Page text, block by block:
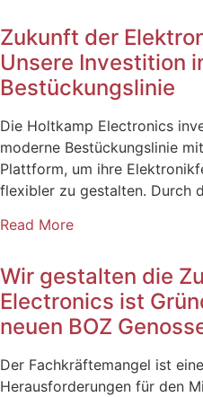
Zukunft der
Unsere Investition
Bestückungslinie
Die Holtkamp Electronics
moderne Bestückungslinie
Plattform, um ihre
flexibler zu gestalten. Durch
Read More
Wir gestalten die
Electronics ist
neuen BOZ
Der Fachkräftemangel ist
Herausforderungen für den